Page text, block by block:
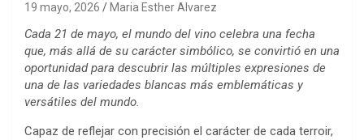
19 mayo, 2026 Maria Esther Alvarez
Cada 21 de mayo, el mundo del vino celebra una fecha
que, más allá de su carácter simbólico, se convirtió en una
oportunidad para descubrir las múltiples expresiones de
una de las variedades blancas más emblemáticas y
versátiles del mundo.
Capaz de reflejar con precisión el carácter de cada terroir,